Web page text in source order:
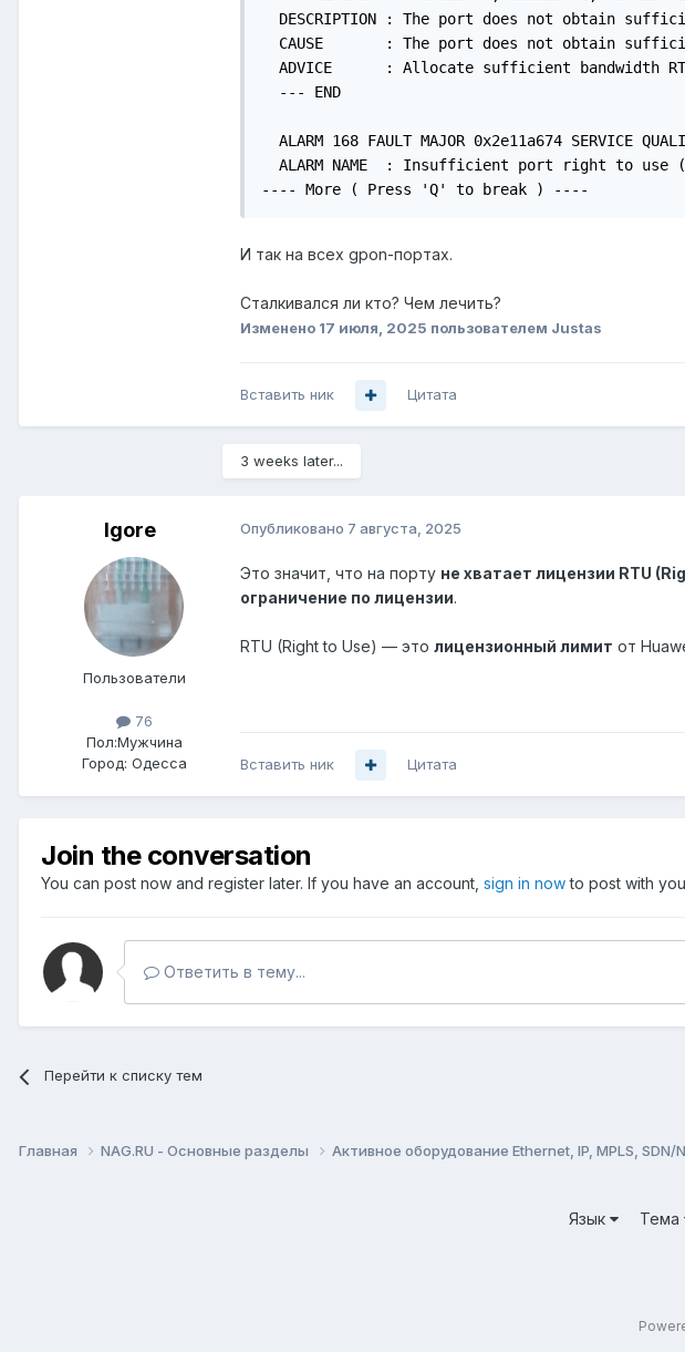
DESCRIPTION : The port does not obtain
CAUSE       : The port does not obtain
ADVICE      : Allocate sufficient bandwidth
  --- END
ALARM 168 FAULT MAJOR 0x2e11a674 SERVICE
ALARM NAME  : Insufficient port right to use
---- More ( Press 'Q' to break ) ----
И так на всех gpon-портах.
Сталкивался ли кто? Чем лечить?
Изменено 17 июля, 2025 пользователем Justas
Вставить ник Цитата
3 weeks later...
Igore
Пользователи
76
Пол:Мужчина
Город: Одесса
Опубликовано 7 августа, 2025
Это значит, что на порту не хватает лицензии RTU
ограничение по лицензии.
RTU (Right to Use) — это лицензионный лимит от
Вставить ник Цитата
Join the conversation
You can post now and register later. If you have an account, sign in nowto post with
Ответить в тему...
Перейти к списку тем
Главная NAG.RU - Основные разделы Активное оборудование Ethernet, IP, MPLS, SDN/
Язык Тема